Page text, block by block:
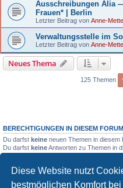
Diese Website nutzt
bestmöglichen Komfort
Ausschreibungen Alia
Frauen* | Berlin
Letzter Beitrag von Anne-Mette
Verwaltungsstelle im
Letzter Beitrag von Anne-Mette
Neues Thema
125 Themen
BERECHTIGUNGEN IN DIESEM FORUM
Du darfst keine neuen Themen in diesem
Du darfst keineAntworten zu Themen in
Du darfstkeineDateianhänge in diesem